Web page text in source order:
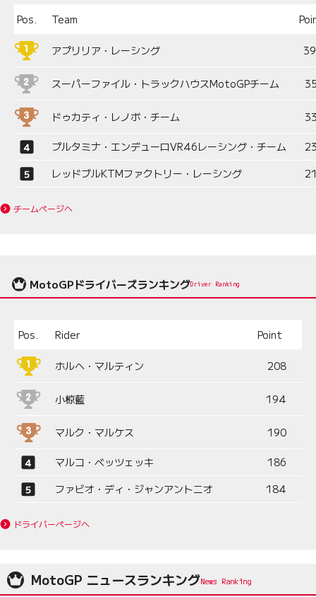
Pos. Team
アプリリア・レーシング
スーパーファイル・トラックハウスMotoGPチーム
ドゥカティ・レノボ・チーム
プルタミナ・エンデューロVR46レーシング・チーム
レッドブルKTMファクトリー・レーシング
チームページへ
MotoGPドライバーズランキングDriver Ranking
Pos. Rider Point
ホルヘ・マルティン 208
小椋藍 194
マルク・マルケス 190
マルコ・ベッツェッキ
186
ファビオ・ディ・ジャンアントニオ
184
ドライバーページへ
MotoGP ニュースランキング